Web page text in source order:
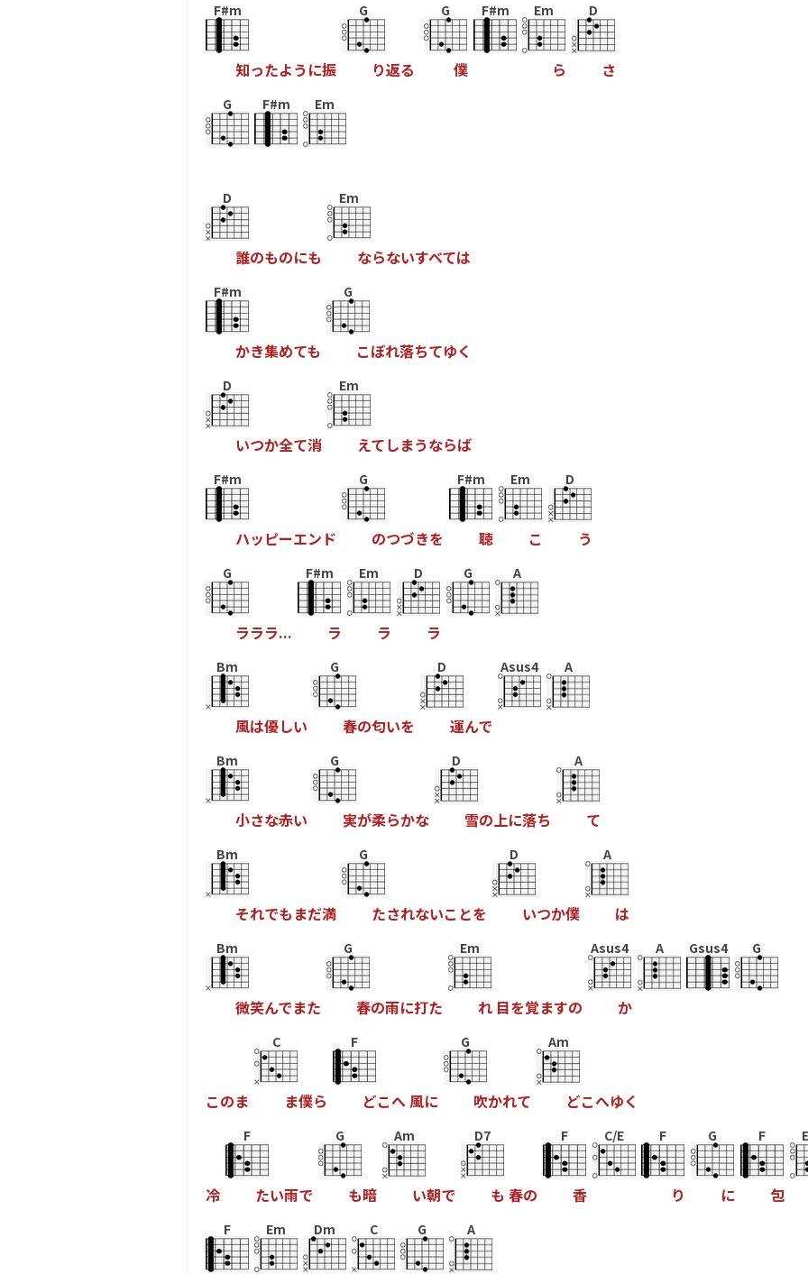
F#m
知ったよう に振
G
り返る
G
僕
F#m Em
ら
D
さ
G F#m Em
D
誰のものにも
Em
ならないすべては
F#m
かき集めても
G
こぼれ落ちてゆく
D
いつか全て消
Em
えてしまうならば
F#m
ハッピーエン ド
G
のつづきを
F#m
聴
Em
こ
D
う
G
ラララ...
F#m
ラ
Em
ラ
D
ラ
G A
Bm
風は優しい
G
春の匂いを
D
運んで
Asus4 A
Bm
小さな赤い
G
実が柔らかな
D
雪の上に落ち
A
て
Bm
それでもまだ満
G
たされないこ とを
D
いつか僕
A
は
Bm
微笑んでまた
G
春の雨に打た
Em
れ 目を覚ますの
Asus4
か
A Gsus4 G
このま
C
ま僕ら
F
どこへ風に
G
吹かれて
Am
どこへゆく
冷
F
たい雨で
G
も暗
Am
い朝で
D7
も 春の
F
香
C/E F
り
G
に
F
包
F Em Dm C G A